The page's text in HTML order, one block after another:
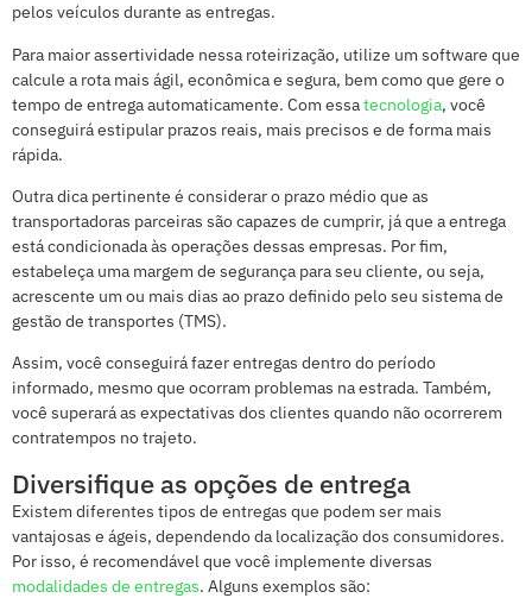
pelos veículos durante as entregas.
Para maior assertividade nessa roteirização, utilize um software que
calcule a rota mais ágil, econômica e segura, bem como que gere o
tempo de entrega automaticamente. Com essatecnologia, você
conseguirá estipular prazos reais, mais precisos e de forma mais
rápida.
Outra dica pertinente é considerar o prazo médio que as
transportadoras parceiras são capazes de cumprir, já que a entrega
está condicionada às operações dessas empresas. Por fim,
estabeleça uma margem de segurança para seu cliente, ou seja,
acrescente um ou mais dias ao prazo definido pelo seu sistema de
gestão de transportes (TMS).
Assim, você conseguirá fazer entregas dentro do período
informado, mesmo que ocorram problemas na estrada. Também,
você superará as expectativas dos clientes quando não ocorrerem
contratempos no trajeto.
Diversifique as opções de entrega
Existem diferentes tipos de entregas que podem ser mais
vantajosas e ágeis, dependendo da localização dos consumidores.
Por isso, é recomendável que você implemente diversas
modalidades de entregas. Alguns exemplos são: